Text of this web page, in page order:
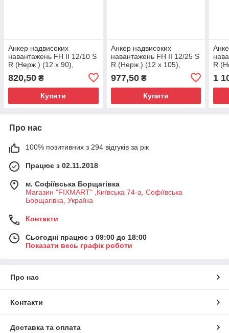
Анкер надвисоких
навантажень FH II 12/10 S
R (Нерж.) (12 х 90),
820,50 ₴
Купити
Анкер надвисоких
навантажень FH II 12/25 S
R (Нерж.) (12 х 105),
977,50₴
Купити
R
1
Про нас
100% позитивних з 294 відгуків за рік
Працює з 02.11.2018
м. Софіївська Борщагівка
Магазин "FIXMART" ,Київська 74-a, Софіївська
Борщагівка, Україна
Контакти
Сьогодні працює з 09:00 до 18:00
Показати весь графік роботи
Про нас
Контакти
Доставка та оплата